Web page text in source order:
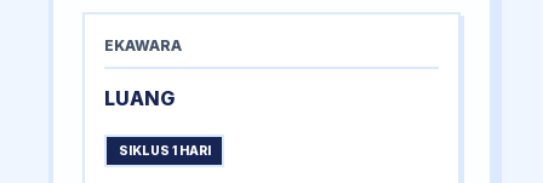
EKAWARA
LUANG
SIKLUS 1 HARI